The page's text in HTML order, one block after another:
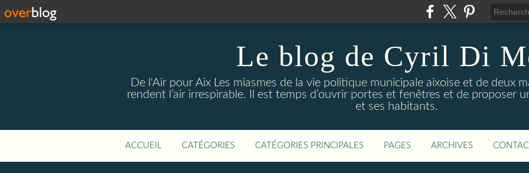
Le blog de Cyril Di
De l'Air pour Aix Les miasmes de la vie politique municipale aixoise et de deux
rendent l’air irrespirable. Il est temps d’ouvrir portes et fenêtres et de proposer
et ses habitants.
ACCUEIL CATÉGORIES CATÉGORIES PRINCIPALES PAGES ARCHIVES